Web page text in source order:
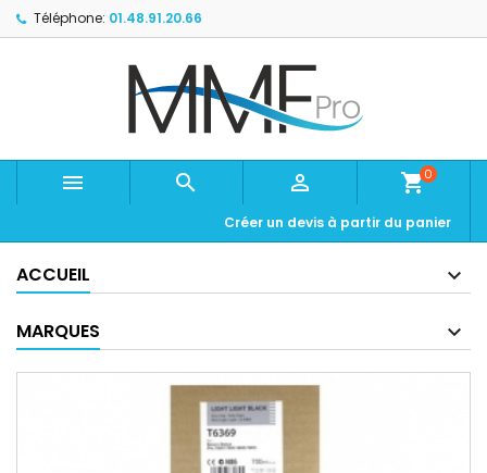
Téléphone: 01.48.91.20.66
   shopping_cart0
Créer un devis à partir du panier
ACCUEIL
MARQUES